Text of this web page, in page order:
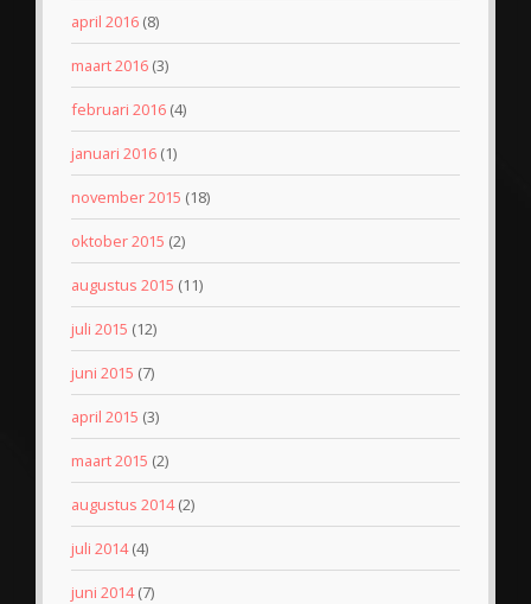
april 2016 (8)
maart 2016 (3)
februari 2016 (4)
januari 2016 (1)
november 2015 (18)
oktober 2015 (2)
augustus 2015 (11)
juli 2015 (12)
juni 2015 (7)
april 2015 (3)
maart 2015 (2)
augustus 2014(2)
juli 2014(4)
juni 2014(7)